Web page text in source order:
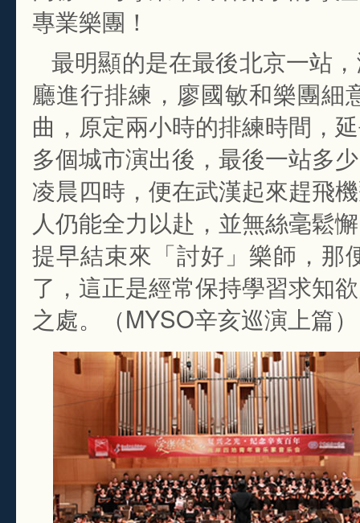
專業樂團！
最明顯的是在最後北京一站
廳進行排練，廖國敏和樂團
曲，原定兩小時的排練時間，
多個城市演出後，最後一站多
凌晨四時，便在武漢起來趕飛
人仍能全力以赴，並無絲毫鬆
提早結束來「討好」樂師，那
了，這正是經常保持學習求知
之處。（MYSO辛亥巡演上篇）